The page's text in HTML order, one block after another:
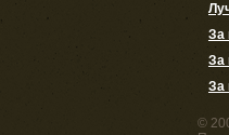
За
За
За
©